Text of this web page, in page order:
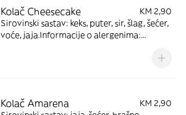
Kolač Cheesecake
KM 2,90
Sirovinski sastav: keks, puter, sir, šlag, šećer,
voće, jaja.Informacije o alergenima:
Kolač Amarena
KM 2,90